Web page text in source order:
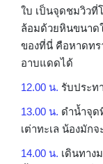
ใบ เป็นจุดชมวิวที่
ล้อมด้วยหินขนาด
ของที่นี่ คือหาดทร
อาบแดดได้
12.00 น. รับประท
13.00 น. ดำน้ำจุด
เต่าทะเล น้องมัก
14.00 น. เดินทาง